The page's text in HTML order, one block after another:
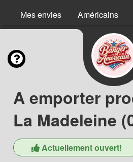
Mes envies Américains
A emporter
La Madeleine
Actuellement ouvert!